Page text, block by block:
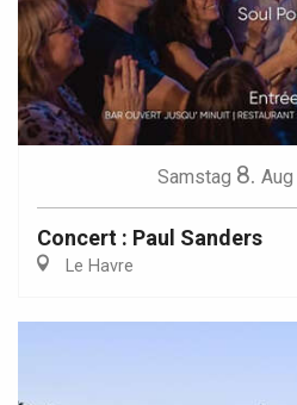
Samstag 8. Aug
Concert : Paul Sanders
Le Havre